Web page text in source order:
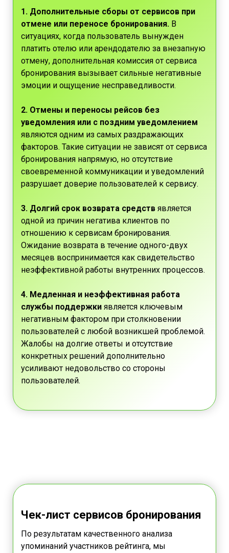
1. Дополнительные сборы от сервисов при
отмене или переносе бронирования. В
ситуациях, когда пользователь вынужден
платить отелю или арендодателю за внезапную
отмену, дополнительная комиссия от сервиса
бронирования вызывает сильные негативные
эмоции и ощущение несправедливости.
2. Отмены и переносы рейсов без
уведомления или с поздним уведомлением
являются одним из самых раздражающих
факторов. Такие ситуации не зависят от сервиса
бронирования напрямую, но отсутствие
своевременной коммуникации и уведомлений
разрушает доверие пользователей к сервису.
3. Долгий срок возврата средств является
одной из причин негатива клиентов по
отношению к сервисам бронирования.
Ожидание возврата в течение одного-двух
месяцев воспринимается как свидетельство
неэффективной работы внутренних процессов.
4. Медленная и неэффективная работа
службы поддержки является ключевым
негативным фактором при столкновении
пользователей с любой возникшей проблемой.
Жалобы на долгие ответы и отсутствие
конкретных решений дополнительно
усиливают недовольство со стороны
пользователей.
Чек-лист сервисов бронирования
По результатам качественного анализа
упоминаний участников рейтинга, мы